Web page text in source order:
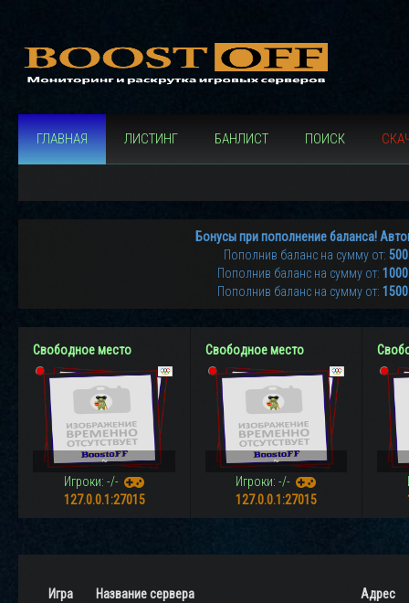
ГЛАВНАЯ ЛИСТИНГ БАНЛИСТ ПОИСК
Бонусы при пополнение баланса!
Пополнив баланс на сумму от:
Пополнив баланс на сумму от:
Пополнив баланс на сумму от:
Свободное место
~
Игроки: -/-
127.0.0.1:27015
Свободное место
~
Игроки: -/-
127.0.0.1:27015
Игра Название сервера Адрес